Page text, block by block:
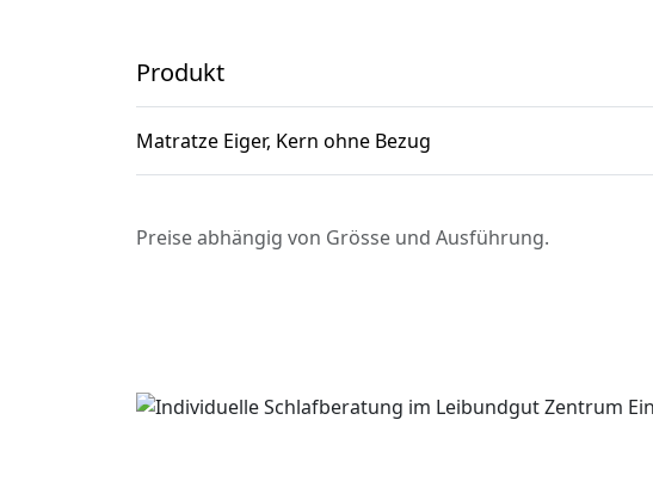
Produkt
Matratze Eiger, Kern ohne Bezug
Preise abhängig von Grösse und Ausführung.